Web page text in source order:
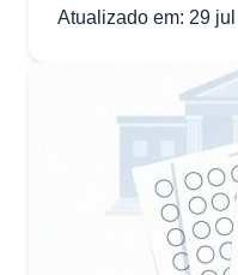
Atualizado em: 29